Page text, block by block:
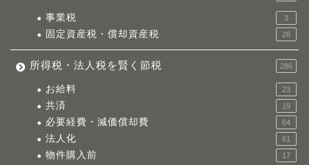
事業税 3
固定資産税・償却資産税 28
所得税・法人税を賢く節税 286
お給料 23
共済 19
必要経費・減価償却費 64
法人化 61
物件購入前 17